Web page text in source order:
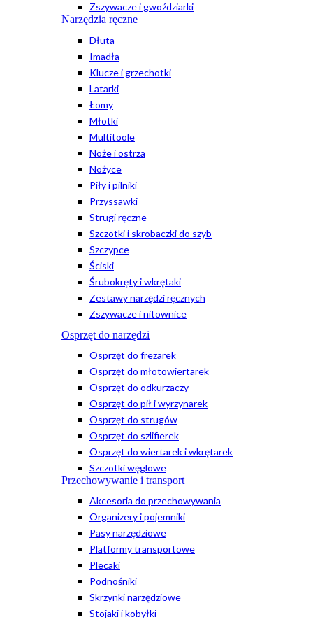
Zszywacze i gwoździarki
Narzędzia ręczne
Dłuta
Imadła
Klucze i grzechotki
Latarki
Łomy
Młotki
Multitoole
Noże i ostrza
Nożyce
Piły i pilniki
Przyssawki
Strugi ręczne
Szczotki i skrobaczki do szyb
Szczypce
Ściski
Śrubokręty i wkrętaki
Zestawy narzędzi ręcznych
Zszywacze i nitownice
Osprzęt do narzędzi
Osprzęt do frezarek
Osprzęt do młotowiertarek
Osprzęt do odkurzaczy
Osprzęt do pił i wyrzynarek
Osprzęt do strugów
Osprzęt do szlifierek
Osprzęt do wiertarek i wkrętarek
Szczotki węglowe
Przechowywanie i transport
Akcesoria do przechowywania
Organizery i pojemniki
Pasy narzędziowe
Platformy transportowe
Plecaki
Podnośniki
Skrzynki narzędziowe
Stojaki i kobyłki